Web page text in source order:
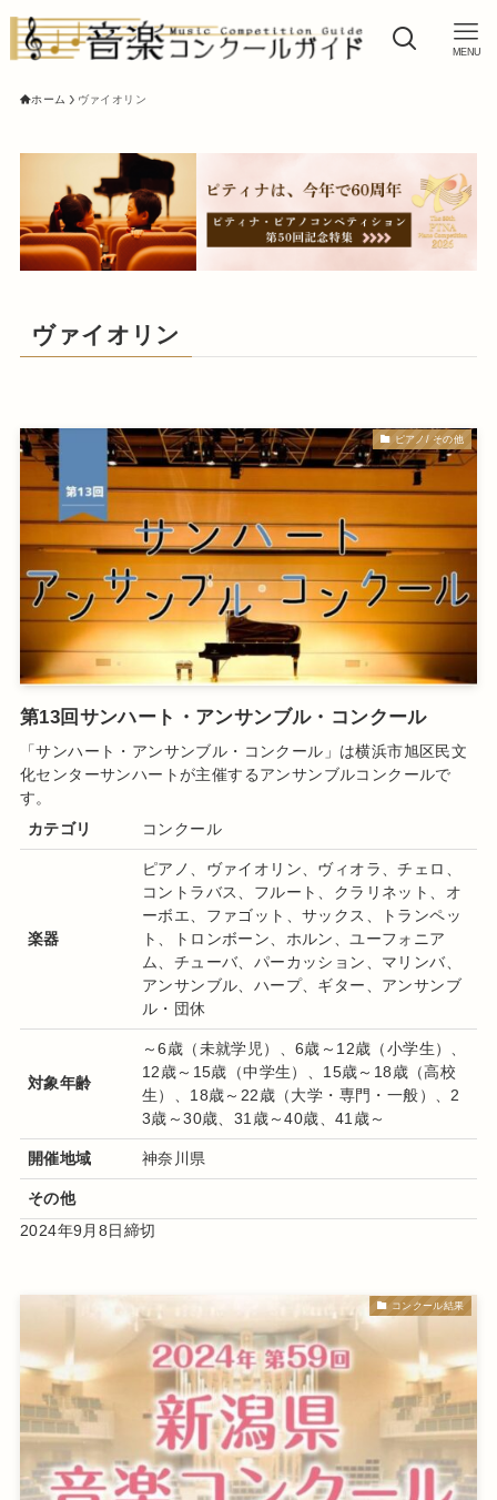
MENU
ホーム ヴァイオリン
ヴァイオリン
ピアノ/ その他
第13回サンハート・アンサンブル・コンクール
「サンハート・アンサンブル・コンクール 」は横浜市旭区民文
化センターサンハートが主催するアンサンブルコンクールで
す。
カテゴリ
コンクール
楽器
ピアノ、ヴァイオリン、ヴィオラ、チェロ、
コントラバス、フルート、クラリネット、オ
ーボエ、ファゴット、サックス、トランペッ
ト、トロンボーン、ホルン、ユーフォニア
ム、チューバ、パーカッション、マリンバ、
アンサンブル、ハープ、ギター、アンサンブ
ル・団休
対象年齢
～6歳（未就学児）、6歳～12歳（小学生）、
12歳～15歳（中学生）、15歳～18歳（高校
生）、18歳～22歳（大学・専門・一般）、2
3歳～30歳、31歳～40歳、41歳～
開催地域 神奈川県
その他
2024年9月8日締切
コンクール結果